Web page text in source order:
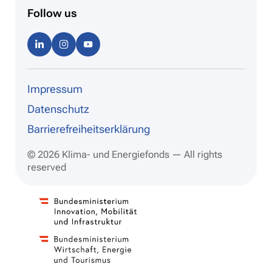
Follow us
Linke
dIn
Instag
ram be
Impressum
Datenschutz
Barrierefreiheitserklärung
© 2026 Klima- und Energiefonds — All rights
reserved